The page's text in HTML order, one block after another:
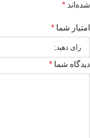
شده‌اند *
امتیاز شما *
دیدگاه شما *